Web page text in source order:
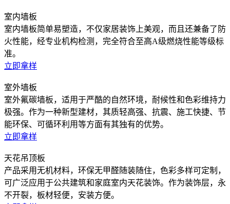
室内墙板
室内墙板简单易塑造，不仅家居装饰上美观，而且还兼备了防
火性能，经专业机构检测，完全符合至高A级燃烧性能等级标
准。
立即拿样
室外墙板
室外氟碳墙板，适用于严酷的自然环境，耐候性和色彩维持力
极强。作为一种新型建材，其质轻高强、抗震、施工快捷、节
能环保、可循环利用等方面有其独有的优势。
立即拿样
天花吊顶板
产品采用无机材料，环保无甲醛随装随住，色彩多样可定制，
可广泛应用于公共建筑和家庭室内天花装饰。作为装饰层，永
不开裂，板材轻便，安装方便。